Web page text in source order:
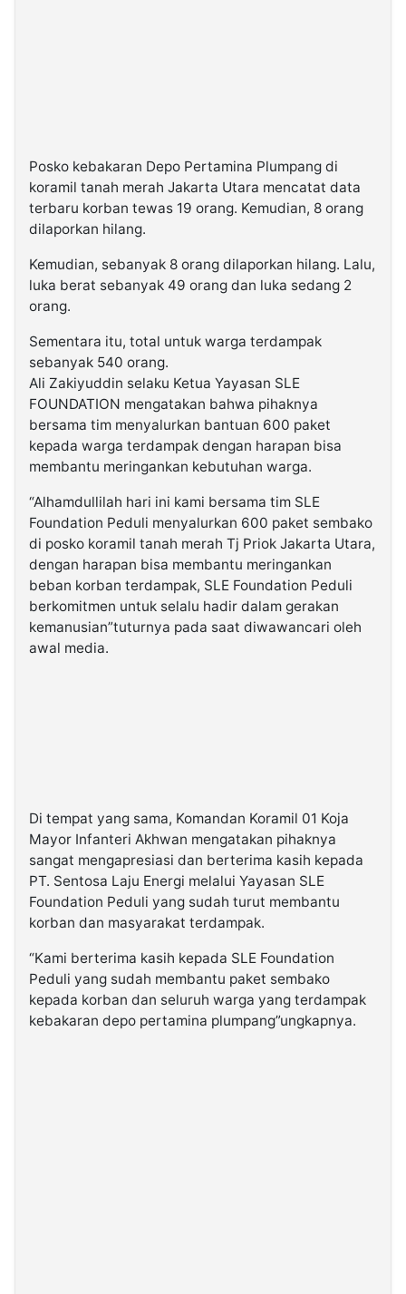
Posko kebakaran Depo Pertamina Plumpang di
koramil tanah merah Jakarta Utara mencatat data
terbaru korban tewas 19 orang. Kemudian, 8 orang
dilaporkan hilang.
Kemudian, sebanyak 8 orang dilaporkan hilang. Lalu,
luka berat sebanyak 49 orang dan luka sedang 2
orang.
Sementara itu, total untuk warga terdampak
sebanyak 540 orang.
Ali Zakiyuddin selaku Ketua Yayasan SLE
FOUNDATION mengatakan bahwa pihaknya
bersama tim menyalurkan bantuan 600 paket
kepada warga terdampak dengan harapan bisa
membantu meringankan kebutuhan warga.
“Alhamdullilah hari ini kami bersama tim SLE
Foundation Peduli menyalurkan 600 paket sembako
di posko koramil tanah merah Tj Priok Jakarta Utara,
dengan harapan bisa membantu meringankan
beban korban terdampak, SLE Foundation Peduli
berkomitmen untuk selalu hadir dalam gerakan
kemanusian”tuturnya pada saat diwawancari oleh
awal media.
Di tempat yang sama, Komandan Koramil 01 Koja
Mayor Infanteri Akhwan mengatakan pihaknya
sangat mengapresiasi dan berterima kasih kepada
PT. Sentosa Laju Energi melalui Yayasan SLE
Foundation Peduli yang sudah turut membantu
korban dan masyarakat terdampak.
“Kami berterima kasih kepada SLE Foundation
Peduli yang sudah membantu paket sembako
kepada korban dan seluruh warga yang terdampak
kebakaran depo pertamina plumpang”ungkapnya.